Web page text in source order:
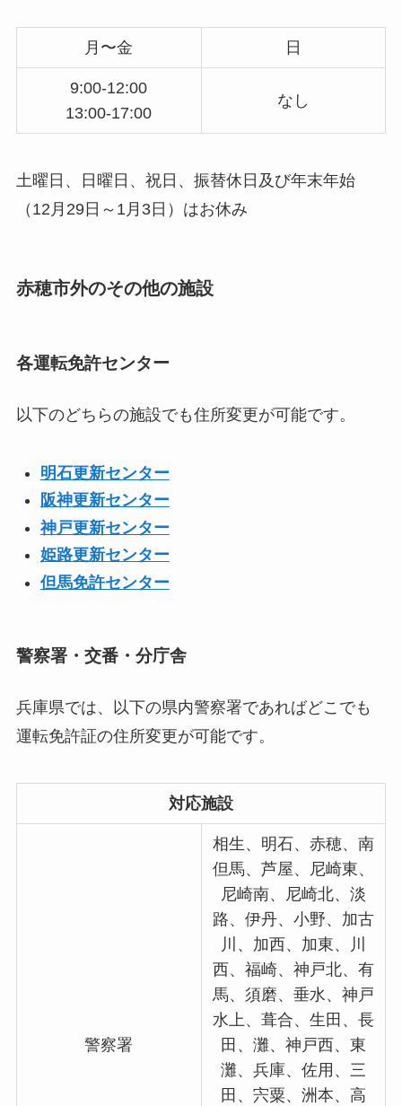
月〜金 日
9:00-12:00
13:00-17:00
なし
土曜日、日曜日、祝日、振替休日及び年末年始
（12月29日～1月3日）はお休み
赤穂市外のその他の施設
各運転免許センター
以下のどちらの施設でも住所変更が可能です。
明石更新センター
阪神更新センター
神戸更新センター
姫路更新センター
但馬免許センター
警察署・交番・分庁舎
兵庫県では、以下の県内警察署であればどこでも
運転免許証の住所変更が可能です。
対応施設
警察署
相生、明石、赤穂、南
但馬、芦屋、尼崎東、
尼崎南、尼崎北、淡
路、伊丹、小野、加古
川、加西、加東、川
西、福崎、神戸北、有
馬、須磨、垂水、神戸
水上、葺合、生田、長
田、灘、神戸西、東
灘、兵庫、佐用、三
田、宍粟、洲本、高